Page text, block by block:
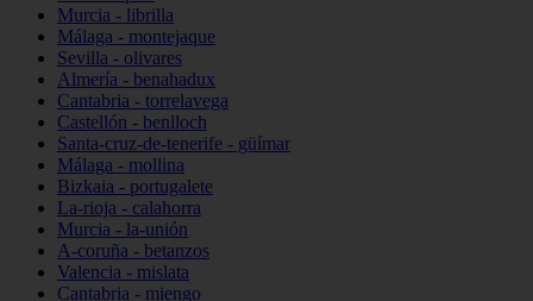
Murcia - librilla
Málaga - montejaque
Sevilla - olivares
Almería - benahadux
Cantabria - torrelavega
Castellón - benlloch
Santa-cruz-de-tenerife - güímar
Málaga - mollina
Bizkaia - portugalete
La-rioja - calahorra
Murcia - la-unión
A-coruña - betanzos
Valencia - mislata
Cantabria - miengo